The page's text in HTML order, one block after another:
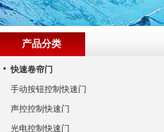
产品分类
快速卷帘门
手动按钮控制快速门
声控控制快速门
光电控制快速门